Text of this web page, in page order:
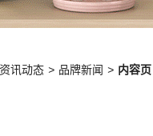
资讯动态 > 品牌新闻 > 内容页